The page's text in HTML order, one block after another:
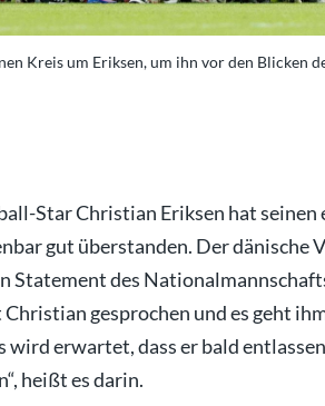
Kreis um Eriksen, um ihn vor den Blicken
Star Christian Eriksen hat
gut überstanden. Der dänische
Statement des
gesprochen und es geht
wird erwartet, dass er bald
heißt es darin.